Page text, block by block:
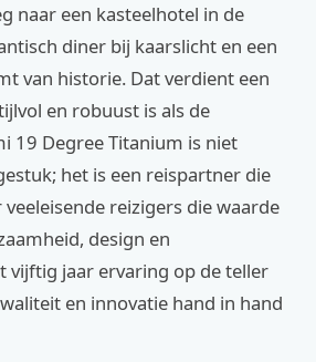
naar een kasteelhotel in de
diner bij kaarslicht en een
van historie. Dat verdient een
en robuust is als de
19 Degree Titanium is niet
het is een reispartner die
reizigers die waarde
design en
vijftig jaar ervaring op de teller
en innovatie hand in hand